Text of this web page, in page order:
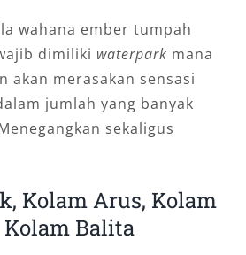
wahana ember tumpah
dimiliki waterpark mana
akan merasakan sensasi
jumlah yang banyak
sekaligus
Kolam Arus, Kolam
Kolam Balita